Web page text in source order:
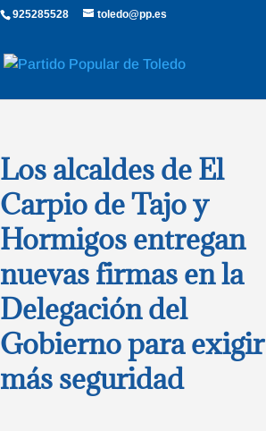
925285528 toledo@pp.es
Los alcaldes de El
Carpio de Tajo y
Hormigos entregan
nuevas firmas en la
Delegación del
Gobierno para exigir
más seguridad